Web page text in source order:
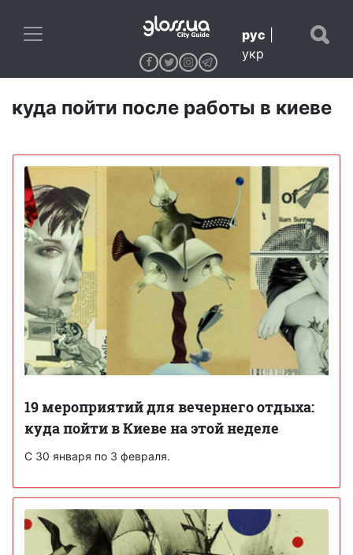
рус
укр
куда пойти после работы в киеве
19 мероприятий для вечернего отдыха:
куда пойти в Киеве на этой неделе
С 30 января по 3 февраля.